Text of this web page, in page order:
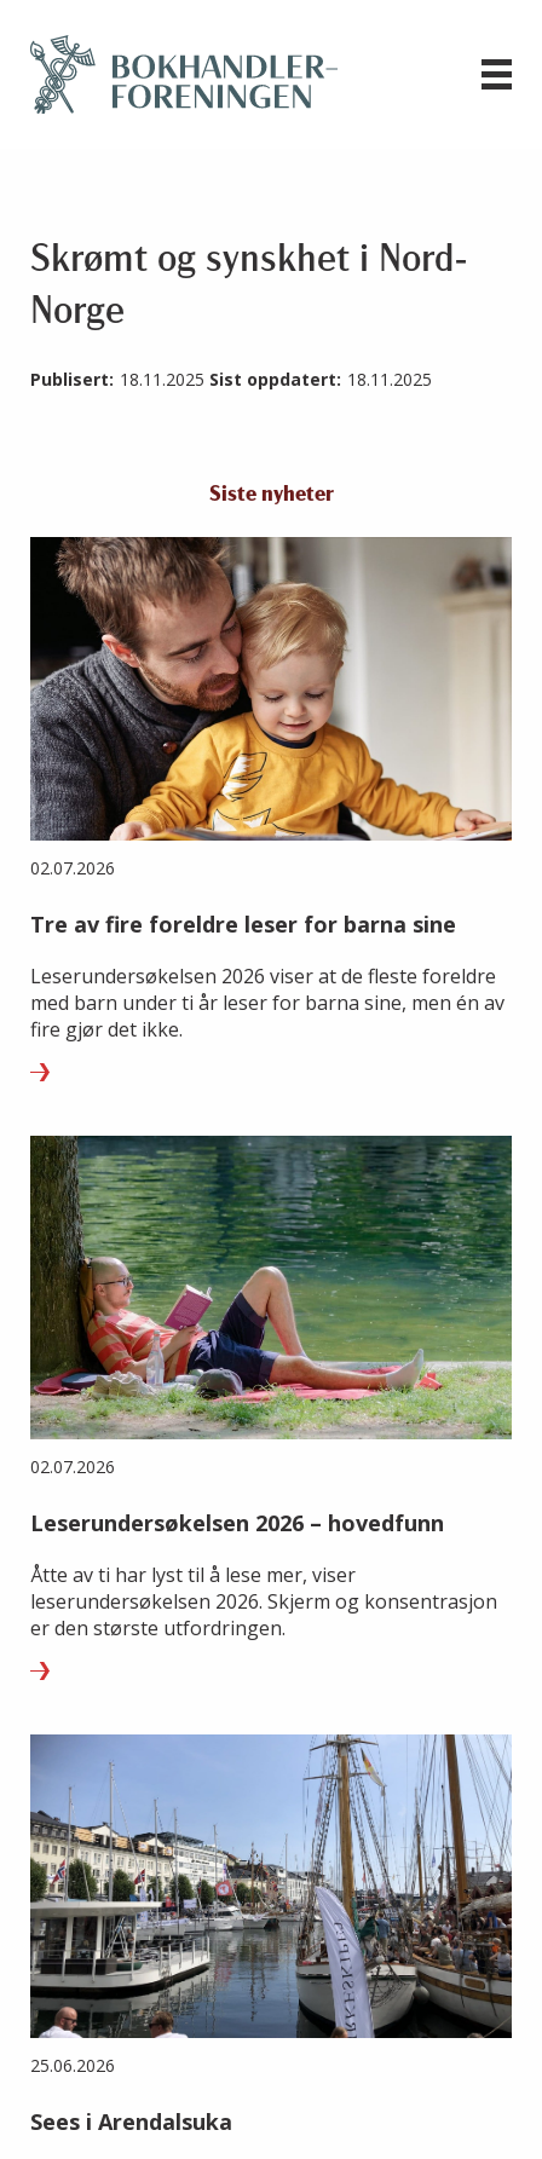
Skrømt og synskhet i Nord-
Norge
Publisert: 18.11.2025 Sist oppdatert: 18.11.2025
Siste nyheter
02.07.2026
Tre av fire foreldre leser for barna sine
Leserundersøkelsen 2026 viser at de fleste foreldre
med barn under ti år leser for barna sine, men én av
fire gjør det ikke.
02.07.2026
Leserundersøkelsen 2026 – hovedfunn
Åtte av ti har lyst til å lese mer, viser
leserundersøkelsen 2026. Skjerm og konsentrasjon
er den største utfordringen.
25.06.2026
Sees i Arendalsuka